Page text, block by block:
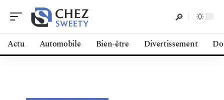
Actu Automobile Bien-être Divertissement